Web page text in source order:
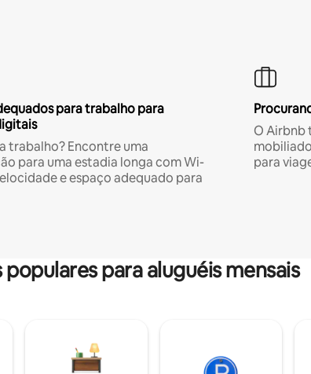
para trabalho para
trabalho? Encontre uma
para uma estadia longa com Wi-
e espaço adequado para
O
para
para aluguéis mensais